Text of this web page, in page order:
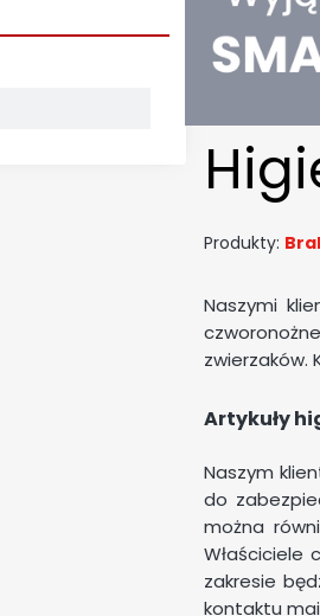
Produkty:
Naszymi
zwierzaków.
Artykuły
Naszym
do
można
Właściciele
zakresie
kontaktu